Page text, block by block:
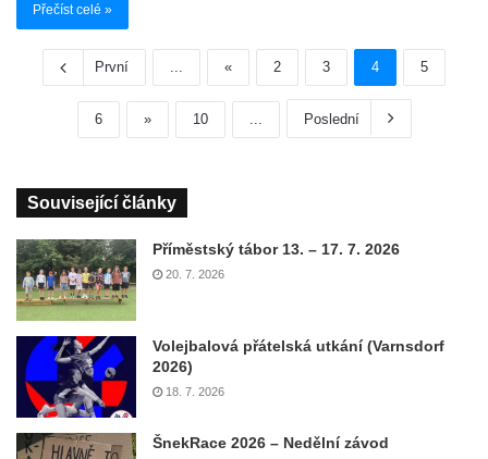
Přečíst celé »
První « 2 3 4 5
6 » 10 Poslední
Související články
Příměstský tábor 13. – 17. 7. 2026
20. 7. 2026
Volejbalová přátelská utkání (Varnsdorf
2026)
18. 7. 2026
ŠnekRace 2026 – Nedělní závod